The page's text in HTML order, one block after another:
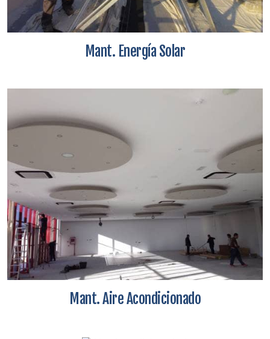
Mant. Energía Solar
Mant. Aire Acondicionado